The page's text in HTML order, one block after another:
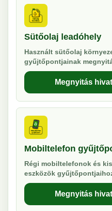
Sütőolaj leadóhely
Használt sütőolaj
gyűjtőpontjainak
Megnyitás
Mobiltelefon
Régi mobiltelefonok és
eszközök
Megnyitás